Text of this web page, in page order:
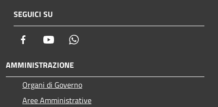
SEGUICI SU
Facebook Youtube
AMMINISTRAZIONE
Organi di Governo
Aree Amministrative